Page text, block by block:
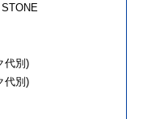
代別)
代別)